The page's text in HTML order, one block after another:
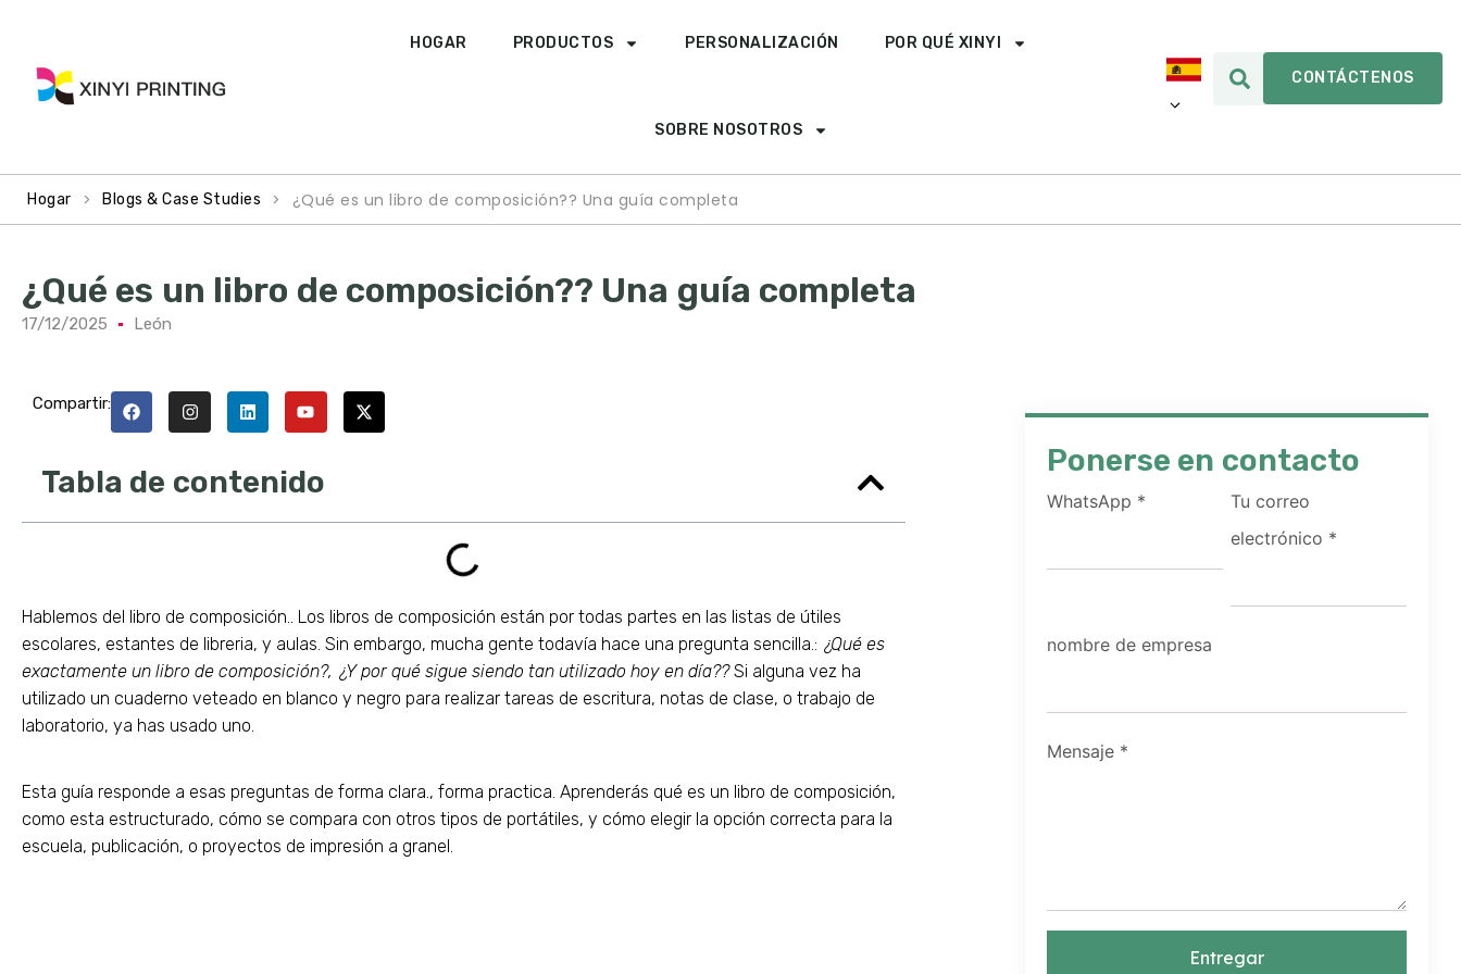
HOGAR PRODUCTOS PERSONALIZACIÓN POR QUÉ XINYI
SOBRE NOSOTROS
CONTÁCTENOS
Hogar > Blogs & Case Studies > ¿Qué es un libro de composición?? Una guía completa
¿Qué es un libro de composición?? Una guía completa
17/12/2025 León
Compartir:
Tabla de contenido
Hablemos del libro de composición.. Los libros de composición están por todas partes en las listas de útiles
escolares, estantes de libreria, y aulas. Sin embargo, mucha gente todavía hace una pregunta sencilla.: ¿Qué es
exactamente un libro de composición?, ¿Y por qué sigue siendo tan utilizado hoy en día??Si alguna vez ha
utilizado un cuaderno veteado en blanco y negro para realizar tareas de escritura, notas de clase, o trabajo de
laboratorio, ya has usado uno.
Esta guía responde a esas preguntas de forma clara., forma practica. Aprenderás qué es un libro de composición,
como esta estructurado, cómo se compara con otros tipos de portátiles, y cómo elegir la opción correcta para la
escuela, publicación, o proyectos de impresión a granel.
Ponerse en contacto
WhatsApp *
Tu correo
electrónico *
nombre de empresa
Mensaje *
Entregar